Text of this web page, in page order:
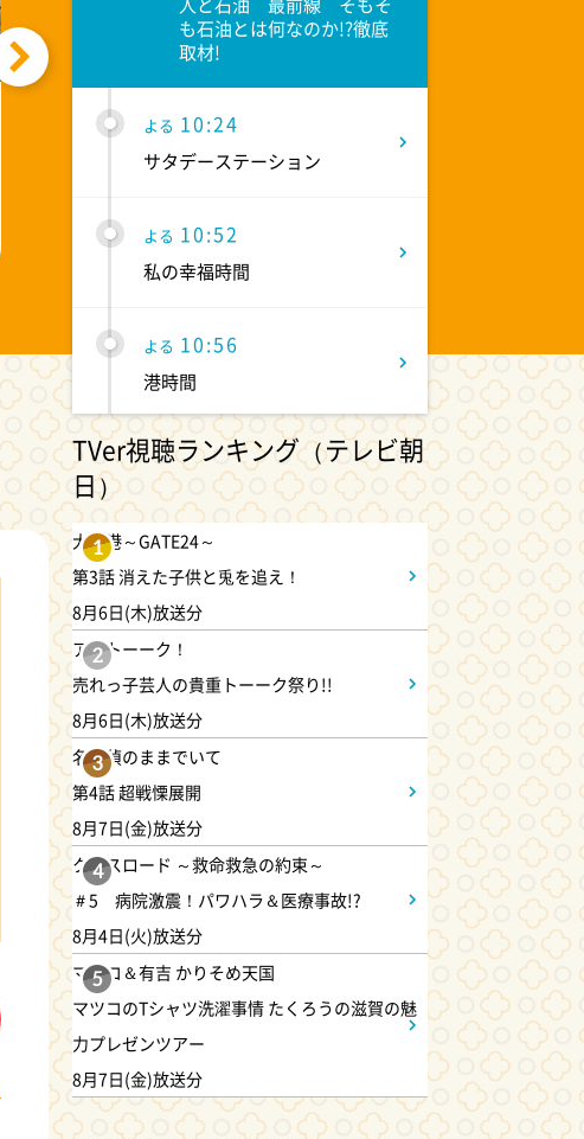
2026/08/08 13:02:00
高速寸断、鉄道不通で物流停滞 東京な
も石油とは何なのか!?徹底
取材!
よる 10:24
サタデーステーション
よる 10:52
私の幸福時間
よる 10:56
港時間
よる 11:00
熱闘甲子園 涙は、強さにな
る。
よる 11:30
夏色の雲が恋と嵐をまきおこ
す #5
深夜 0:00
天幕のジャードゥーガル
#7【イマニメーション】
深夜 0:30
テレ朝サマフェス音楽LIVEダイ
ジェスト
1:00
ダイアン津田ドラマ初主演作
品 脚本:上田誠
TVer視聴ランキング（テレビ朝
日）
1
大空港～GATE24～
第3話 消えた子供と兎を追え！
8月6日(木)放送分
2
アメトーーク！
売れっ子芸人の貴重トーーク祭り!!
8月6日(木)放送分
3
名探偵のままでいて
第4話 超戦慄展開
8月7日(金)放送分
4
クロスロード ～救命救急の約束～
＃5 病院激震！パワハラ＆医療事故!?
8月4日(火)放送分
5
マツコ＆有吉 かりそめ天国
マツコのTシャツ洗濯事情 たくろうの滋賀の魅
力プレゼンツアー
8月7日(金)放送分